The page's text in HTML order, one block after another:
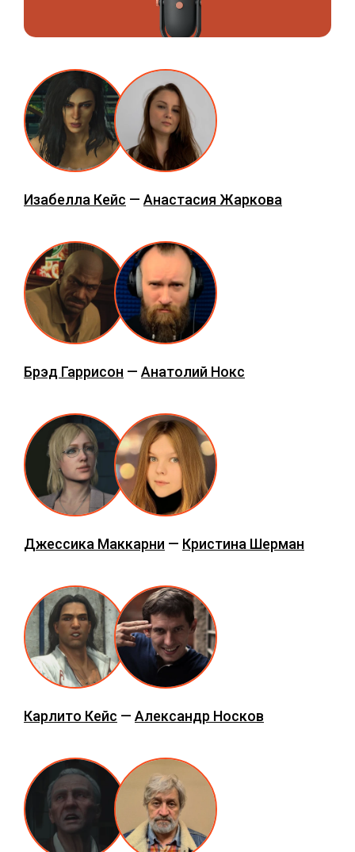
Изабелла Кейс — Анастасия Жаркова
Брэд Гаррисон — Анатолий Нокс
Джессика Маккарни — Кристина Шерман
Карлито Кейс — Александр Носков